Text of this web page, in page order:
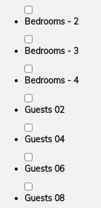
Bedrooms - 2
Bedrooms - 3
Bedrooms - 4
Guests 02
Guests 04
Guests 06
Guests 08